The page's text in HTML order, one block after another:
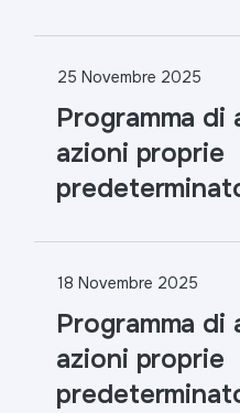
25 Novembre 2025
Programma di
azioni proprie
18 Novembre 2025
Programma di
azioni proprie